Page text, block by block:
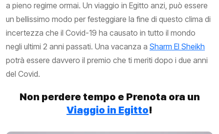
a pieno regime ormai. Un viaggio in Egitto anzi, può essere
un bellissimo modo per festeggiare la fine di questo clima di
incertezza che il Covid-19 ha causato in tutto il mondo
negli ultimi 2 anni passati. Una vacanza a Sharm El Sheikh
potrà essere davvero il premio che ti meriti dopo i due anni
del Covid.
Non perdere tempo e Prenota ora un
Viaggio in Egitto!